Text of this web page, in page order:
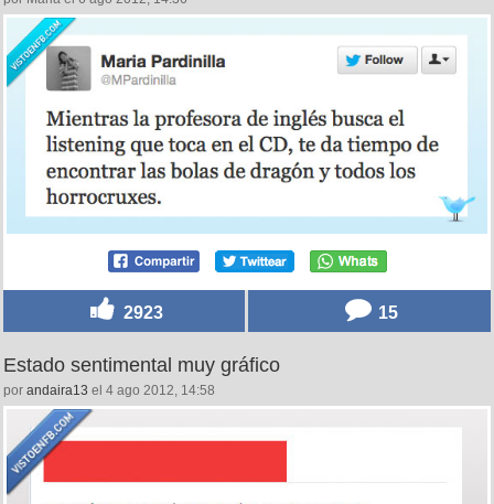
2923 15
Estado sentimental muy gráfico
por andaira13 el 4 ago 2012, 14:58